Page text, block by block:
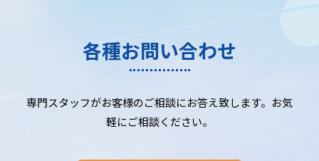
各種お問い合わせ
専門スタッフがお客様のご相談にお答え致します。お気
軽にご相談ください。